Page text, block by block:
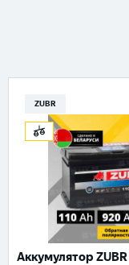
ZUBR
Аккумулятор ZUBR